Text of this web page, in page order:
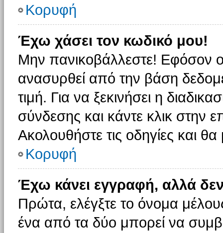
Κορυφή
Έχω χάσει τον κωδικό μου!
Μην πανικοβάλλεστε! Εφόσον
ανασυρθεί από την βάση
τιμή. Για να ξεκινήσει η
σύνδεσης και κάντε κλικ στην
Ακολουθήστε τις οδηγίες και
Κορυφή
Έχω κάνει εγγραφή, αλλά
Πρώτα, ελέγξτε το όνομα
ένα από τα δύο μπορεί να